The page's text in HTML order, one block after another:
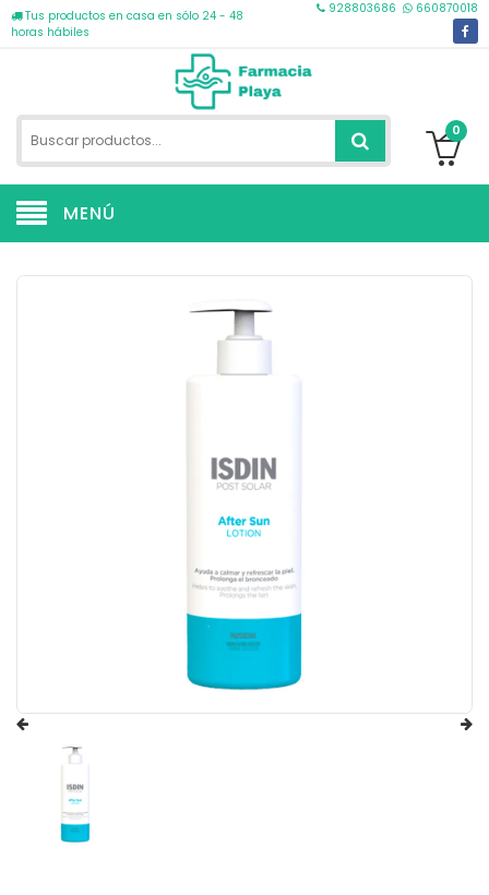
Tus productos en casa en sólo 24 - 48
horas hábiles
928803686 660870018
0
MENÚ